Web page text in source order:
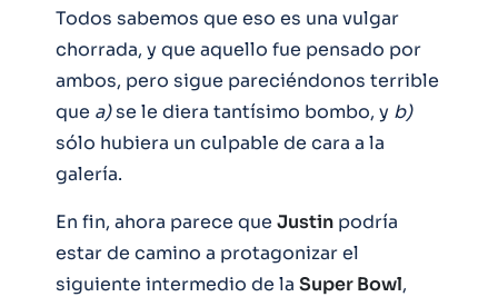
Todos sabemos que eso es una vulgar
chorrada, y que aquello fue pensado por
ambos, pero sigue pareciéndonos terrible
que a)se le diera tantísimo bombo, y b)
sólo hubiera un culpable de cara a la
galería.
En fin, ahora parece que Justin podría
estar de camino a protagonizar el
siguiente intermedio de la Super Bowl,